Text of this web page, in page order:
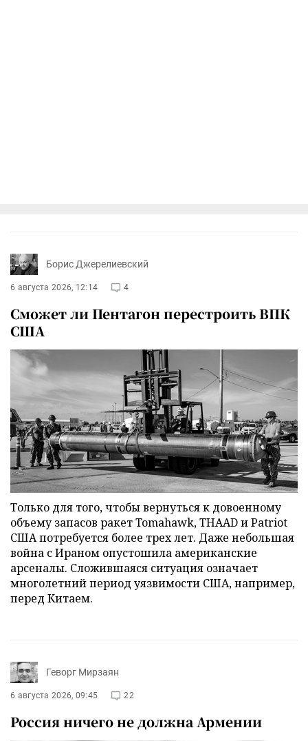
Борис Джерелиевский
6 августа 2026, 12:14 4
Сможет ли Пентагон перестроить ВПК
США
Только для того, чтобы вернуться к довоенному
объему запасов ракет Tomahawk, THAAD и Patriot
США потребуется более трех лет. Даже небольшая
война с Ираном опустошила американские
арсеналы. Сложившаяся ситуация означает
многолетний период уязвимости США, например,
перед Китаем.
Геворг Мирзаян
6 августа 2026, 09:45 22
Россия ничего не должна Армении